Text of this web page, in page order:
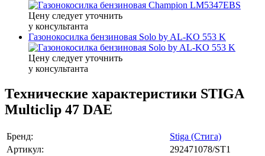
Цену следует уточнить
у консультанта
Газонокосилка бензиновая Solo by AL-KO 553 K
Цену следует уточнить
у консультанта
Технические характеристики STIGA
Multiclip 47 DAE
Бренд:
Stiga (Стига)
Артикул:
292471078/ST1